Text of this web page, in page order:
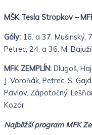
MŠK Tesla Stropkov –
Góly: 16. a 37. Mušinský,
Petrec, 24. a 36. M.
MFK ZEMPLÍN: Dlugoš,
J. Voroňák, Petrec, S.
Pavlov, Zápotočný,
Kozár
Najbližší program MFK